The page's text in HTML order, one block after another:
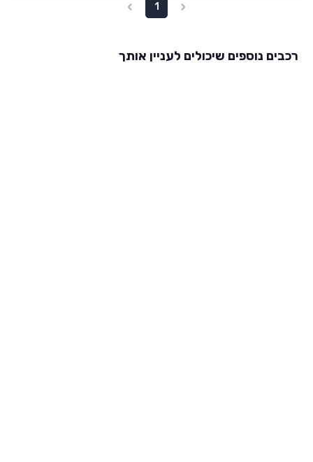
1
רכבים נוספים שיכולים לעניין אותך